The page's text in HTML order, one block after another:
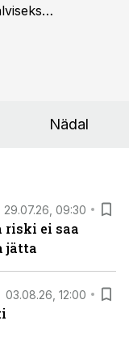
Nädal
29.07.26, 09:30
riski ei saa
jätta
03.08.26, 12:00